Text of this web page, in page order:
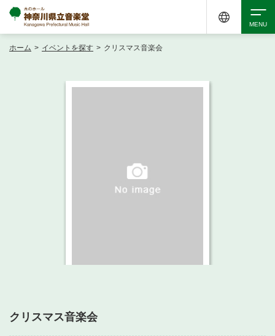
・ 空き状況
ホーム > イベントを探す > クリスマス音楽会
クリスマス音楽会